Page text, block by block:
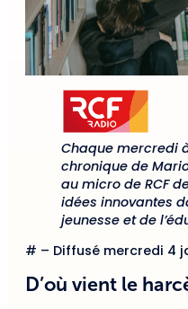
Chaque mercredi
chronique de
au micro de RCF
idées innovantes
jeunesse et de
# – Diffusé mercredi 4
D’où vient le